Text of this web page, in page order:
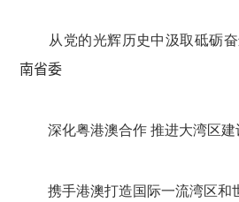
从党的光辉历史中汲取砥砺
南省委
深化粤港澳合作 推进大湾区建
携手港澳打造国际一流湾区和